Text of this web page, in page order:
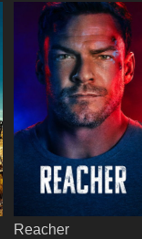
Reacher